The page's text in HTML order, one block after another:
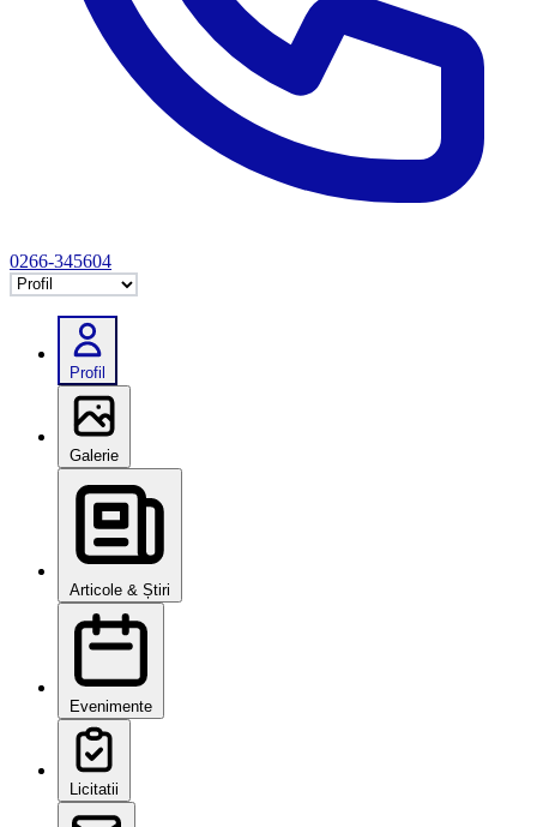
0266-345604
Selectează tab
Profil
Galerie
Articole & Știri
Evenimente
Licitatii